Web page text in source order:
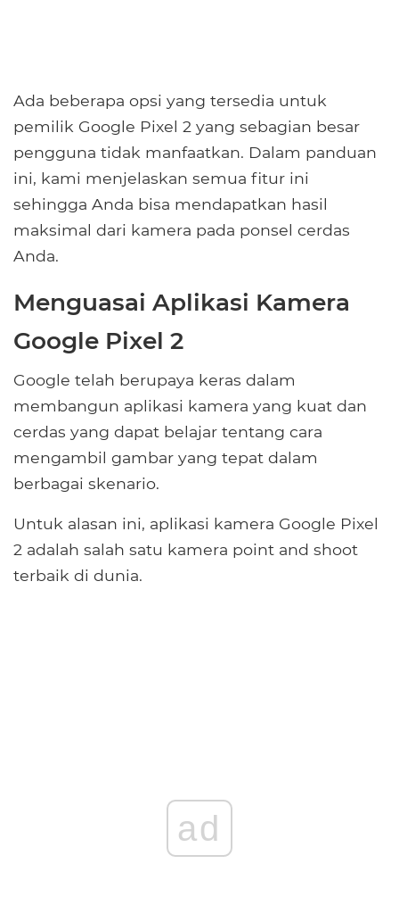
Ada beberapa opsi yang tersedia untuk
pemilik Google Pixel 2 yang sebagian besar
pengguna tidak manfaatkan. Dalam panduan
ini, kami menjelaskan semua fitur ini
sehingga Anda bisa mendapatkan hasil
maksimal dari kamera pada ponsel cerdas
Anda.
Menguasai Aplikasi Kamera
Google Pixel 2
Google telah berupaya keras dalam
membangun aplikasi kamera yang kuat dan
cerdas yang dapat belajar tentang cara
mengambil gambar yang tepat dalam
berbagai skenario.
Untuk alasan ini, aplikasi kamera Google Pixel
2 adalah salah satu kamera point and shoot
terbaik di dunia.
ad